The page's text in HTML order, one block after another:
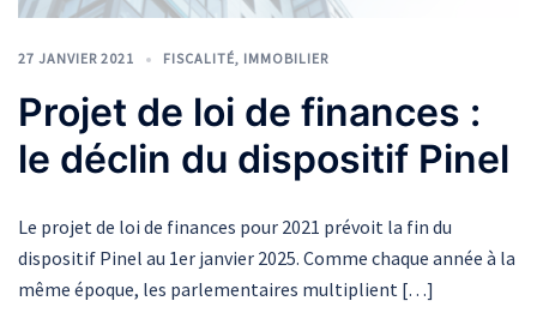
27 JANVIER 2021 FISCALITÉ, IMMOBILIER
Projet de loi de finances :
le déclin du dispositif Pinel
Le projet de loi de finances pour 2021 prévoit la fin du
dispositif Pinel au 1er janvier 2025. Comme chaque année à la
même époque, les parlementaires multiplient […]